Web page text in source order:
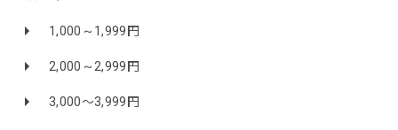
1,000～1,999円
2,000～2,999円
3,000〜3,999円